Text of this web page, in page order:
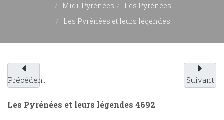
Midi-Pyrénées
Les Pyrénées
Les Pyrénées et leurs légendes
Précédent Suivant
Les Pyrénées et leurs légendes 4692